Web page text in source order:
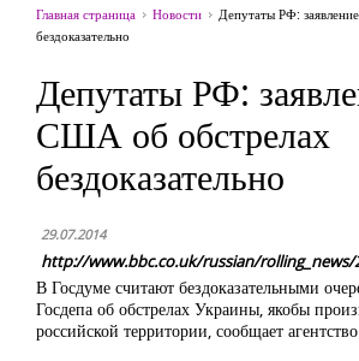
Главная страница Новости
Депутаты РФ:
бездоказательно
Депутаты РФ:
США об обстрелах
бездоказательно
29.07.2014
http://www.bbc.co.uk/russian/rolling_news/
В Госдуме считают бездоказательными
Госдепа об обстрелах Украины, якобы
российской территории, сообщает